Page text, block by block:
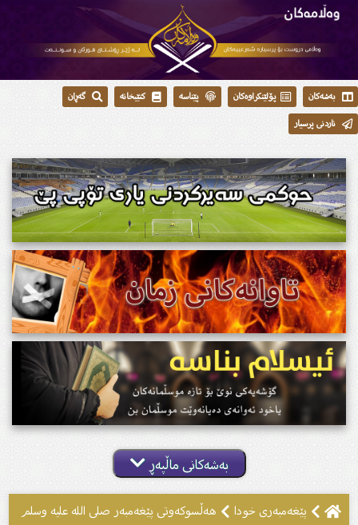
بەشەکان پۆلێنکراوەکان پێناسە کتێبخانە
گەڕان
ناردنی پرسیار
بەشەکانی ماڵپەڕ
پێغەمبەری خودا
هەڵسوکەوتی پێغەمبەر صلی اللە علیە وسلم